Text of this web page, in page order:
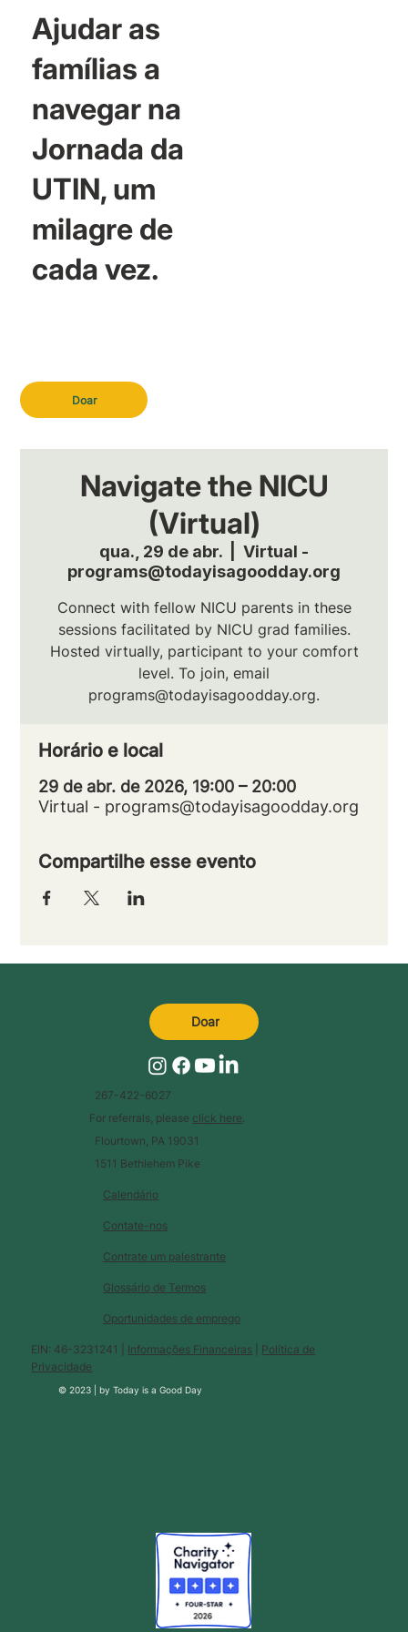
Doar
Ajudar as
famílias a
navegar na
Jornada da
UTIN, um
milagre de
cada vez.
Navigate the NICU
(Virtual)
qua., 29 de abr.
Virtual -
programs@todayisagoodday.org
Connect with fellow NICU parents in these
sessions facilitated by NICU grad families.
Hosted virtually, participant to your comfort
level. To join, email
programs@todayisagoodday.org.
Horário e local
29 de abr. de 2026, 19:00 – 20:00
Virtual - programs@todayisagoodday.org
Compartilhe esse evento
Calendário
Glossário de Termos
Contate-nos
Contrate um palestrante
Oportunidades de emprego
EIN: 46-3231241 | Informações Financeiras
Política de
Privacidade
© 2023 |byToday is a Good Day
267-422-6027
For referrals, please click here
Flourtown, PA 19031
1511 Bethlehem Pike
Doar